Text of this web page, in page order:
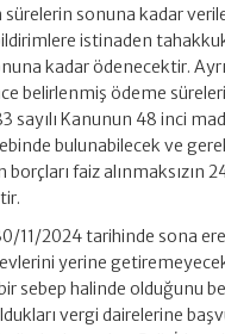
sürelerin sonuna kadar
istinaden
kadar ödenecektir.
belirlenmiş ödeme
sayılı Kanunun 48 inci
bulunabilecek ve
faiz alınmaksızın
11/2024 tarihinde sona
yerine
sebep halinde olduğunu
vergi dairelerine